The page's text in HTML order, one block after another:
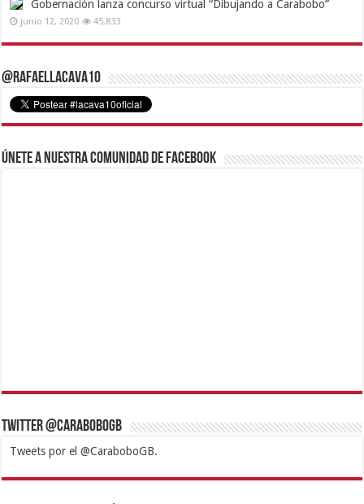
Gobernación lanza concurso virtual “Dibujando a Carabobo”
junio 12, 2020 45,833
@RafaelLacava10
Únete a nuestra comunidad de Facebook
Twitter @CaraboboGB
Tweets por el @CaraboboGB.
1xbetBetturkeyBetistKralbetSupertotobetTipobetMatadorbetMariobet
https://mvbcasino.com/